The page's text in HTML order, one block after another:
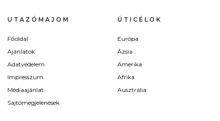
UTAZÓMAJOM
Főoldal
Ajánlatok
Adatvédelem
Impresszum
Médiaajánlat
Sajtómegjelenések
ÚTICÉLOK
Európa
Ázsia
Amerika
Afrika
Ausztrália